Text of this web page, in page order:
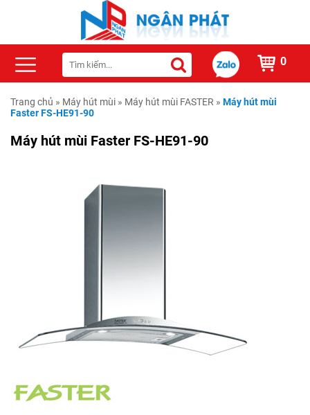
0
Trang chủ » Máy hút mùi » Máy hút mùi FASTER » Máy hút mùi
Faster FS-HE91-90
Máy hút mùi Faster FS-HE91-90